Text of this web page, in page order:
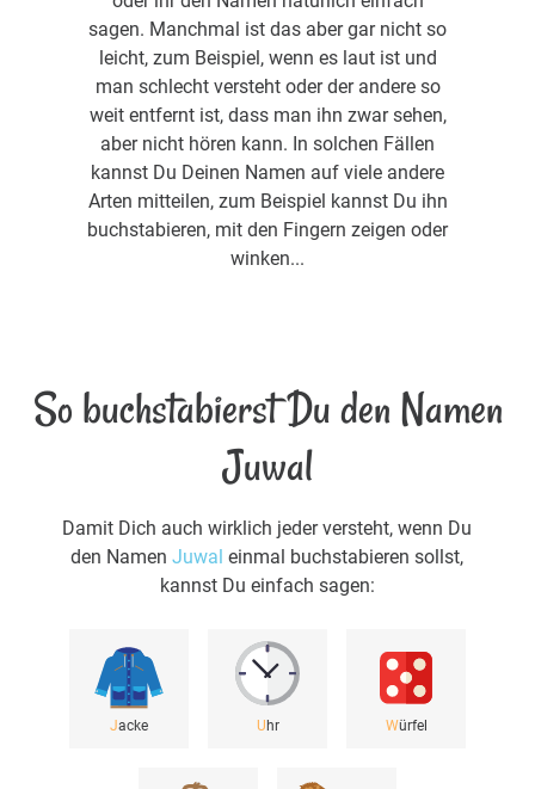
sagen. Manchmal ist das aber gar nicht so
leicht, zum Beispiel, wenn es laut ist und
man schlecht versteht oder der andere so
weit entfernt ist, dass man ihn zwar sehen,
aber nicht hören kann. In solchen Fällen
kannst Du Deinen Namen auf viele andere
Arten mitteilen, zum Beispiel kannst Du ihn
buchstabieren, mit den Fingern zeigen oder
winken...
So buchstabierst Du den Namen
Juwal
Damit Dich auch wirklich jeder versteht, wenn Du
den NamenJuwal einmal buchstabieren sollst,
kannst Du einfach sagen:
Jacke Uhr Würfel